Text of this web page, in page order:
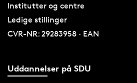
Institutter og centre
Ledige stillinger
CVR-NR: 29283958 · EAN
Uddannelser på SDU